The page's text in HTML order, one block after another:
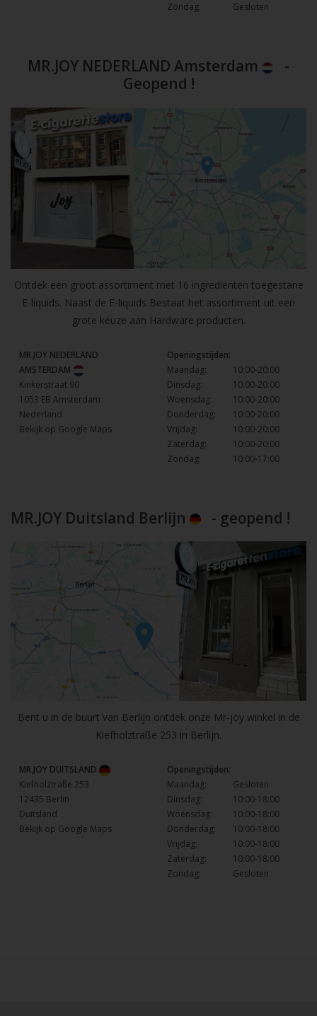
Zondag:
Gesloten
MR.JOY NEDERLAND Amsterdam
-
Geopend !
Ontdek een groot assortiment met 16 ingrediënten toegestane
E-liquids. Naast de E-liquids Bestaat het assortiment uit een
grote keuze aan Hardware producten.
MR.JOY NEDERLAND
AMSTERDAM
Kinkerstraat 90
1053 EB Amsterdam
Nederland
Bekijk op Google Maps
Openingstijden:
Maandag:
10:00-20:00
Dinsdag:
10:00-20:00
Woensdag:
10:00-20:00
Donderdag:
10:00-20:00
Vrijdag:
10:00-20:00
Zaterdag:
10:00-20:00
Zondag:
10:00-17:00
MR.JOY Duitsland Berlijn - geopend !
Bent u in de buurt van Berlijn ontdek onze Mr-joy winkel in de
Kiefholztraße 253 in Berlijn.
MR.JOY DUITSLAND
Kiefholztraße 253
12435 Berlin
Duitsland
Bekijk op Google Maps
Openingstijden:
Maandag:
Gesloten
Dinsdag:
10:00-18:00
Woensdag:
10:00-18:00
Donderdag:
10:00-18:00
Vrijdag:
10:00-18:00
Zaterdag:
10:00-18:00
Zondag:
Gesloten